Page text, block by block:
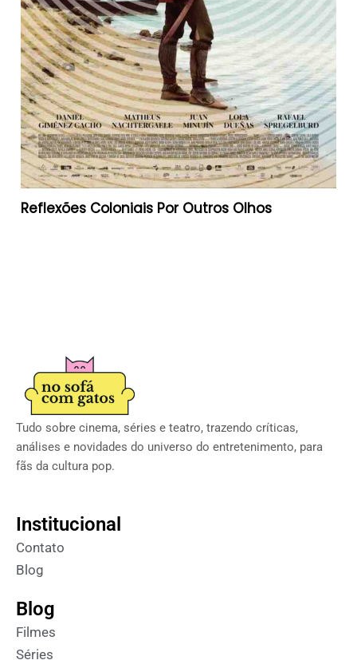
Reflexões Coloniais Por Outros Olhos
Tudo sobre cinema, séries e teatro, trazendo críticas,
análises e novidades do universo do entretenimento, para
fãs da cultura pop.
Institucional
Contato
Blog
Blog
Filmes
Séries